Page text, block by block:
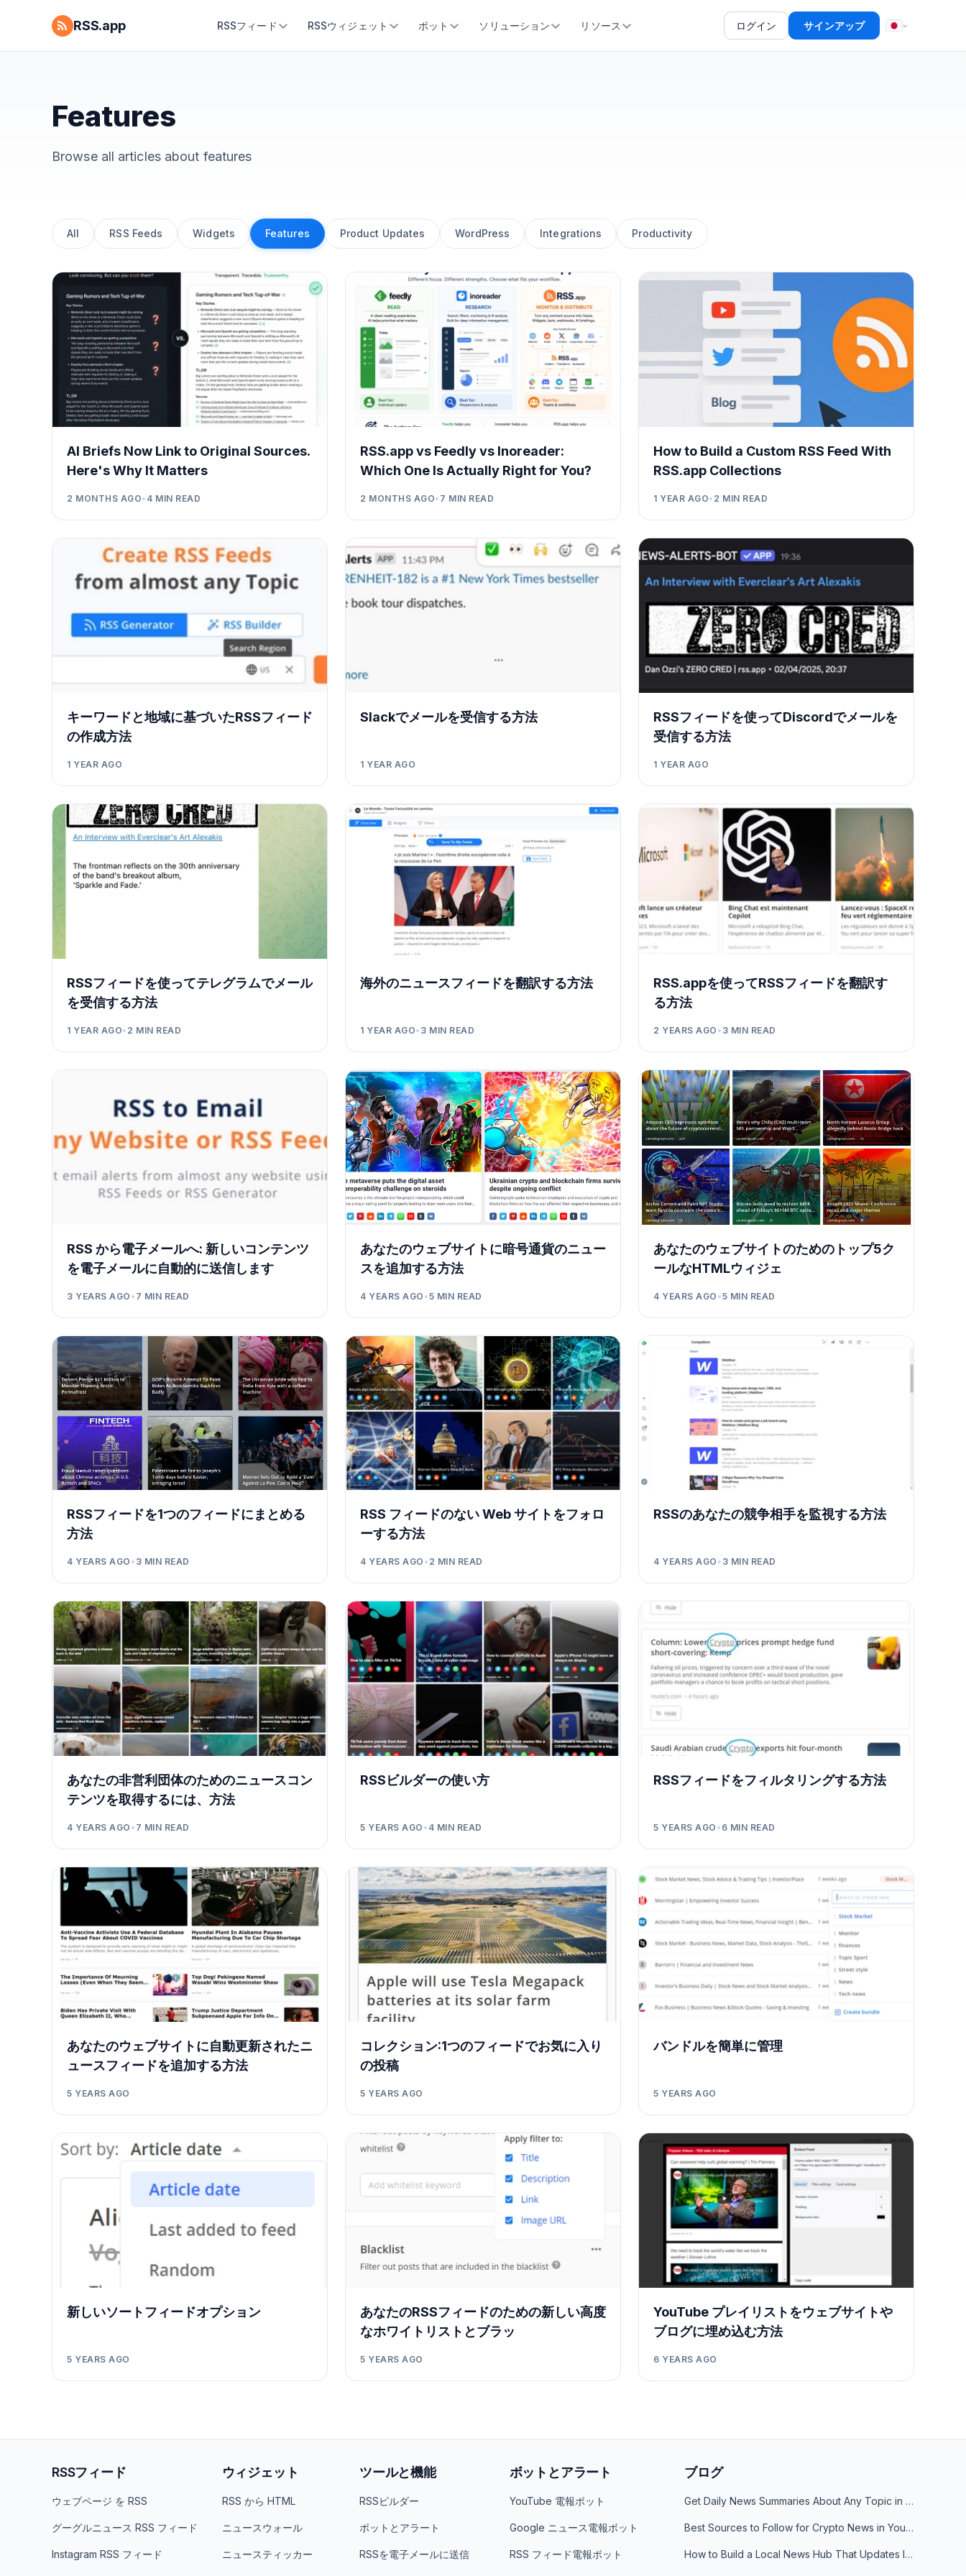
RSS.app RSSフィード RSSウィジェット ボット ソリューション リソース ログイン サインアップ
Features
Browse all articles about features
All RSS Feeds Widgets Features Product Updates WordPress Integrations Productivity
AI Briefs Now Link to Original Sources.
Here's Why It Matters
2 MONTHS AGO• 4 MIN READ
RSS.app vs Feedly vs Inoreader:
Which One Is Actually Right for You?
2 MONTHS AGO• 7 MIN READ
How to Build a Custom RSS Feed With
RSS.app Collections
1 YEAR AGO• 2 MIN READ
キーワードと地域に基づいたRSSフィード
の作成方法
1 YEAR AGO
Slackでメールを受信する方法
1 YEAR AGO
RSSフィードを使ってDiscordでメールを
受信する方法
1 YEAR AGO
RSSフィードを使ってテレグラムでメール
を受信する方法
1 YEAR AGO• 2 MIN READ
海外のニュースフィードを翻訳する方法
1 YEAR AGO• 3 MIN READ
RSS.appを使ってRSSフィードを翻訳す
る方法
2 YEARS AGO • 3 MIN READ
RSS から電子メールへ: 新しいコンテンツ
を電子メールに自動的に送信します
3 YEARS AGO • 7 MIN READ
あなたのウェブサイトに暗号通貨のニュー
スを追加する方法
4 YEARS AGO •5 MIN READ
あなたのウェブサイトのためのトップ5ク
ールなHTMLウィジェ
4 YEARS AGO •5 MIN READ
RSSフィードを1つのフィードにまとめる
方法
4 YEARS AGO • 3 MIN READ
RSS フィードのない Web サイトをフォロ
ーする方法
4 YEARS AGO • 2 MIN READ
RSSのあなたの競争相手を監視する方法
4 YEARS AGO • 3 MIN READ
あなたの非営利団体のためのニュースコン
テンツを取得するには、方法
4 YEARS AGO • 7 MIN READ
RSSビルダーの使い方
5 YEARS AGO • 4 MIN READ
RSSフィードをフィルタリングする方法
5 YEARS AGO • 6 MIN READ
あなたのウェブサイトに自動更新されたニ
ュースフィードを追加する方法
5 YEARS AGO
コレクション:1つのフィードでお気に入り
の投稿
5 YEARS AGO
バンドルを簡単に管理
5 YEARS AGO
新しいソートフィードオプション
5 YEARS AGO
あなたのRSSフィードのための新しい高度
なホワイトリストとブラッ
5 YEARS AGO
YouTube プレイリストをウェブサイトや
ブログに埋め込む方法
6 YEARS AGO
RSSフィード
ウェブページ を RSS
グーグルニュース RSS フィード
Instagram RSS フィード
ウィジェット
RSS から HTML
ニュースウォール
ニュースティッカー
ツールと機能
RSSビルダー
ボットとアラート
RSSを電子メールに送信
ボットとアラート
YouTube 電報ボット
Google ニュース電報ボット
RSS フィード電報ボット
ブログ
Get Daily News Summaries About Any Topic in Telegram, Discord, Slack, and Email
Best Sources to Follow for Crypto News in Your Reader (2026)
How to Build a Local News Hub That Updates Itself